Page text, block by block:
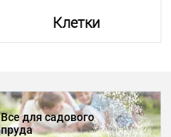
Клетки
Все для садового
пруда